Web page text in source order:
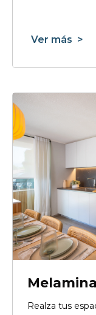
Ver más >
Realza tus